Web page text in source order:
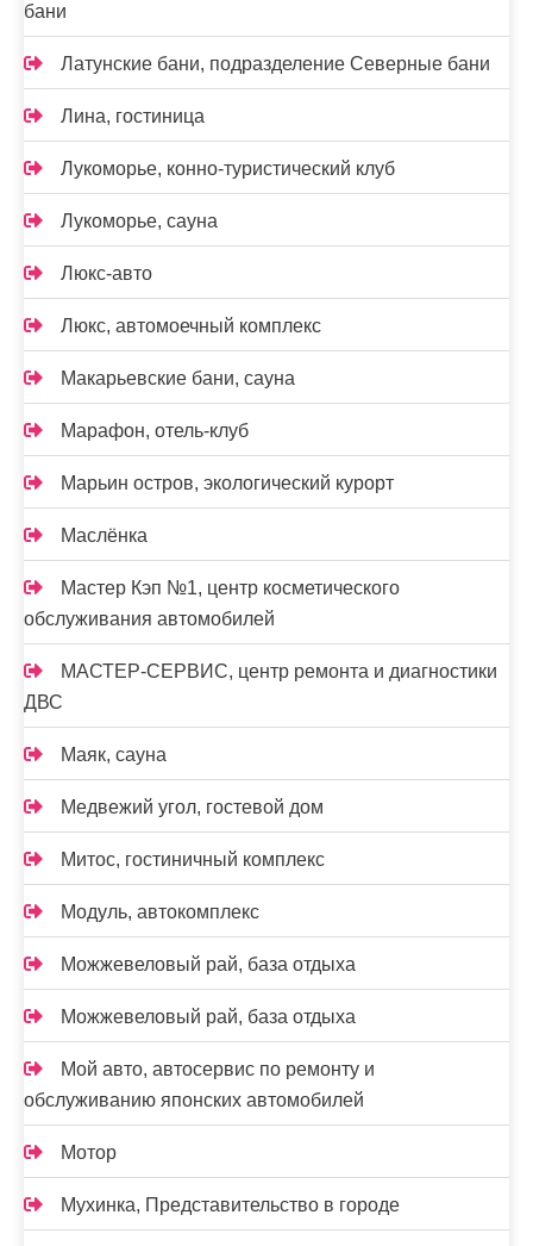
бани
Латунские бани, подразделение Северные бани
Лина, гостиница
Лукоморье, конно-туристический клуб
Лукоморье, сауна
Люкс-авто
Люкс, автомоечный комплекс
Макарьевские бани, сауна
Марафон, отель-клуб
Марьин остров, экологический курорт
Маслёнка
Мастер Кэп №1, центр косметического
обслуживания автомобилей
МАСТЕР-СЕРВИС, центр ремонта и диагностики
ДВС
Маяк, сауна
Медвежий угол, гостевой дом
Митос, гостиничный комплекс
Модуль, автокомплекс
Можжевеловый рай, база отдыха
Можжевеловый рай, база отдыха
Мой авто, автосервис по ремонту и
обслуживанию японских автомобилей
Мотор
Мухинка, Представительство в городе